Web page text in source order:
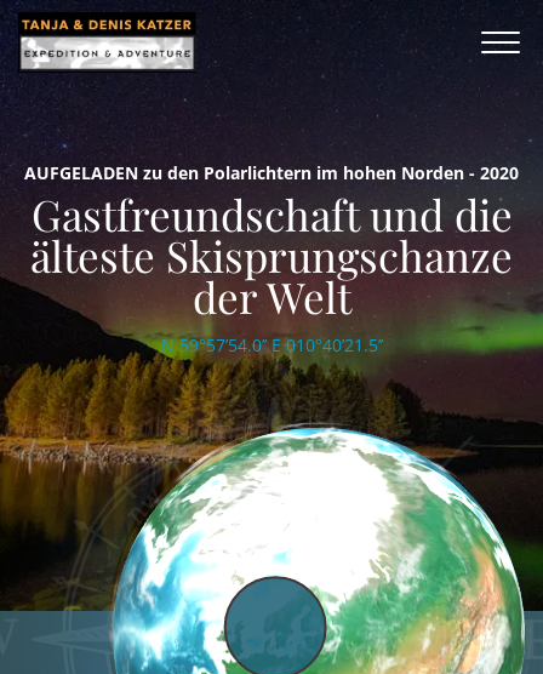
AUFGELADEN zu den Polarlichtern im hohen Norden - 2020
Gastfreundschaft und die
älteste Skisprungschanze
der Welt
N 59°57’54.0’’ E 010°40’21.5’’